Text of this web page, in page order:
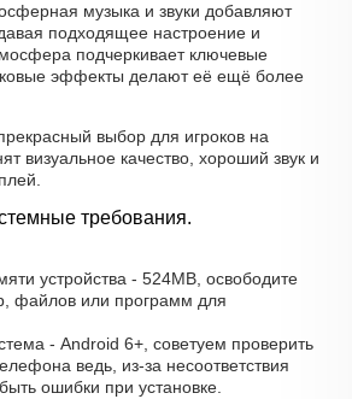
музыка и звуки добавляют
подходящее настроение и
подчеркивает ключевые
эффекты делают её ещё более
выбор для игроков на
визуальное качество, хороший звук и
требования.
устройства - 524MB, освободите
файлов или программ для
- Android 6+, советуем проверить
ведь, из-за несоответствия
ошибки при установке.